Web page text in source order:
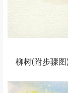
柳树(附步骤